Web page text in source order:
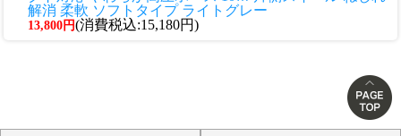
解消 柔軟 ソフトタイプ ライトグレー
13,800円(消費税込:15,180円)